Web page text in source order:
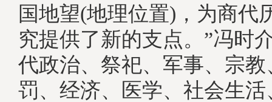
国地望(地理位置)，为商代
究提供了新的支点。”冯时
代政治、祭祀、军事、宗
罚、经济、医学、社会生